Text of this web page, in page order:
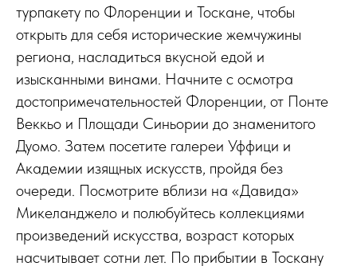
турпакету по Флоренции и Тоскане, чтобы
открыть для себя исторические жемчужины
региона, насладиться вкусной едой и
изысканными винами. Начните с осмотра
достопримечательностей Флоренции, от Понте
Веккьо и Площади Синьории до знаменитого
Дуомо. Затем посетите галереи Уффици и
Академии изящных искусств, пройдя без
очереди. Посмотрите вблизи на «Давида»
Микеланджело и полюбуйтесь коллекциями
произведений искусства, возраст которых
насчитывает сотни лет. По прибытии в Тоскану